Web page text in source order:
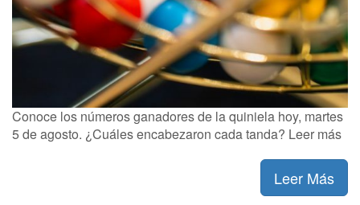
Conoce los números ganadores de la quiniela hoy, martes
5 de agosto. ¿Cuáles encabezaron cada tanda? Leer más
Leer Más